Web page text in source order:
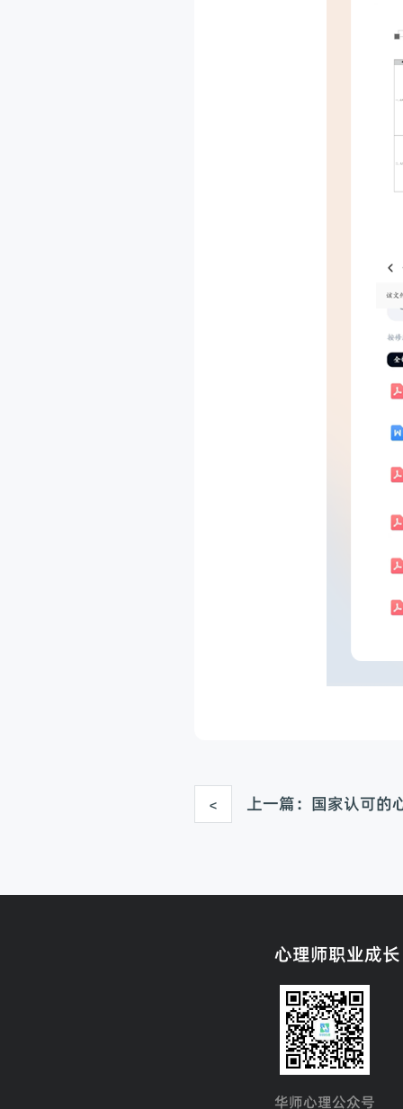
<
心理师职业成长
华师心理公众号